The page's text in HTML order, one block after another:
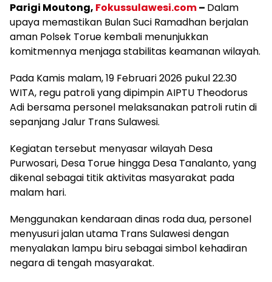
Parigi Moutong, Fokussulawesi.com– Dalam
upaya memastikan Bulan Suci Ramadhan berjalan
aman Polsek Torue kembali menunjukkan
komitmennya menjaga stabilitas keamanan wilayah.
Pada Kamis malam, 19 Februari 2026 pukul 22.30
WITA, regu patroli yang dipimpin AIPTU Theodorus
Adi bersama personel melaksanakan patroli rutin di
sepanjang Jalur Trans Sulawesi.
Kegiatan tersebut menyasar wilayah Desa
Purwosari, Desa Torue hingga Desa Tanalanto, yang
dikenal sebagai titik aktivitas masyarakat pada
malam hari.
Menggunakan kendaraan dinas roda dua, personel
menyusuri jalan utama Trans Sulawesi dengan
menyalakan lampu biru sebagai simbol kehadiran
negara di tengah masyarakat.